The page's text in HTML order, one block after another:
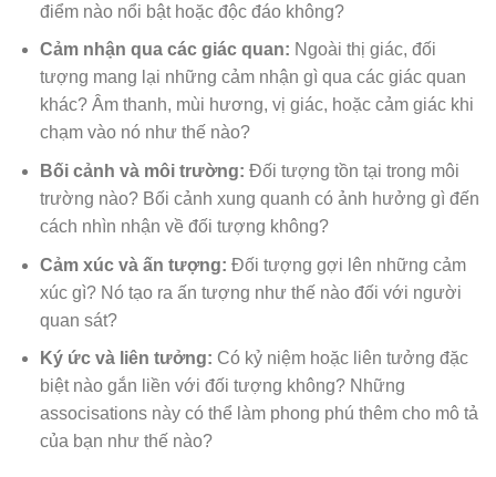
điểm nào nổi bật hoặc độc đáo không?
Cảm nhận qua các giác quan: Ngoài thị giác, đối
tượng mang lại những cảm nhận gì qua các giác quan
khác? Âm thanh, mùi hương, vị giác, hoặc cảm giác khi
chạm vào nó như thế nào?
Bối cảnh và môi trường: Đối tượng tồn tại trong môi
trường nào? Bối cảnh xung quanh có ảnh hưởng gì đến
cách nhìn nhận về đối tượng không?
Cảm xúc và ấn tượng: Đối tượng gợi lên những cảm
xúc gì? Nó tạo ra ấn tượng như thế nào đối với người
quan sát?
Ký ức và liên tưởng: Có kỷ niệm hoặc liên tưởng đặc
biệt nào gắn liền với đối tượng không? Những
associsations này có thể làm phong phú thêm cho mô tả
của bạn như thế nào?